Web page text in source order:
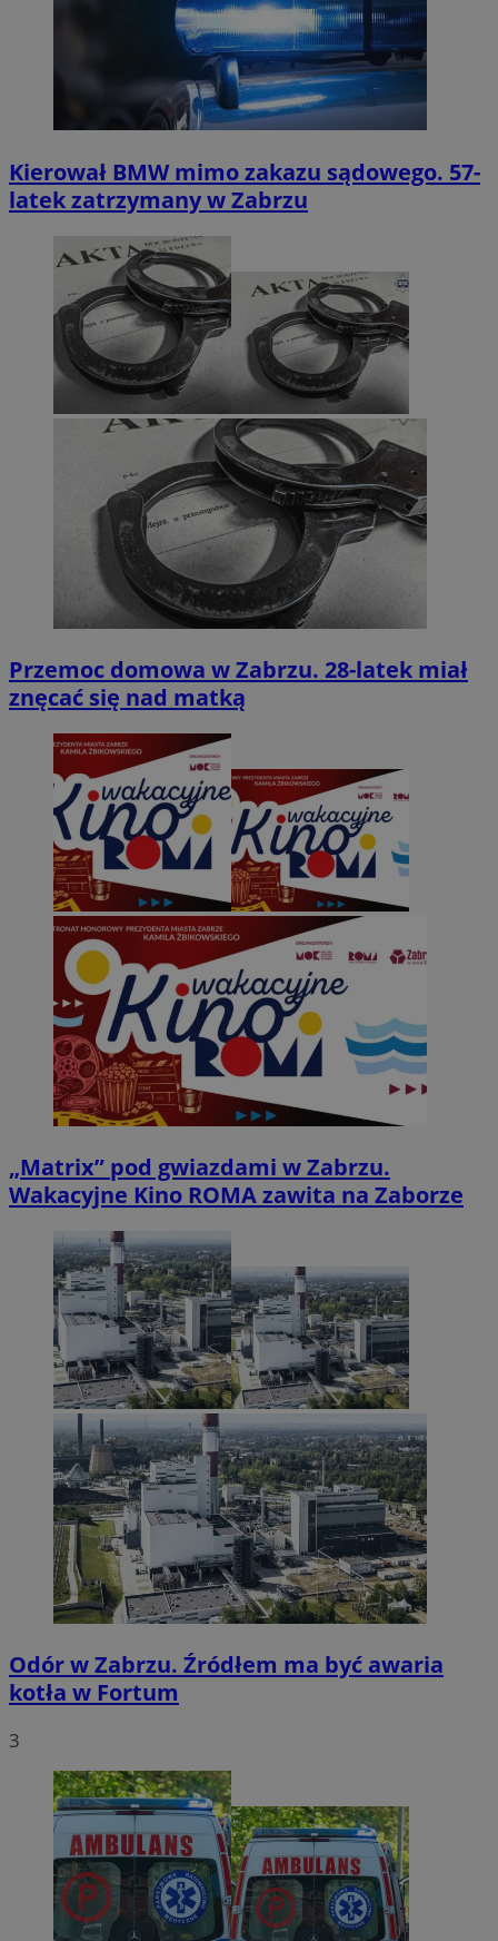
Kierował BMW mimo zakazu sądowego. 57-
latek zatrzymany w Zabrzu
Przemoc domowa w Zabrzu. 28-latek miał
znęcać się nad matką
„Matrix” pod gwiazdami w Zabrzu.
Wakacyjne Kino ROMA zawita na Zaborze
Odór w Zabrzu. Źródłem ma być awaria
kotła w Fortum
3